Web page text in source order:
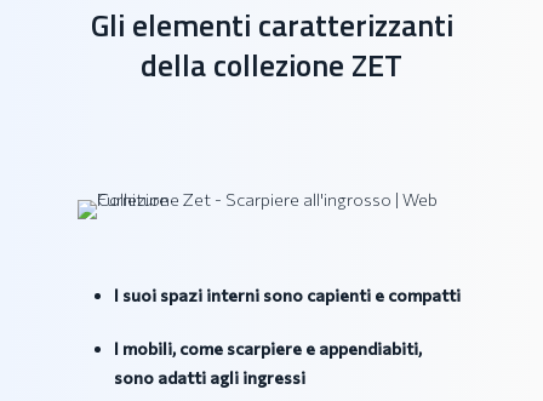
Gli elementi caratterizzanti
della collezione ZET
I suoi spazi interni sono capienti e compatti
I mobili, come scarpiere e appendiabiti,
sono adatti agli ingressi